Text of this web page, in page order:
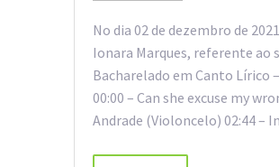
No dia 02 de dezembro de
Ionara Marques, referente ao
Bacharelado em Canto Lírico
00:00 – Can she excuse my
Andrade (Violoncelo) 02:44 –